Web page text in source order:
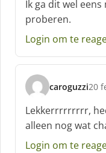
Ik ga dit wel
proberen.
Login om te
caroguzzi
s
c
h
r
e
20
Lekkerrrrrrrrr,
alleen nog wat
Login om te